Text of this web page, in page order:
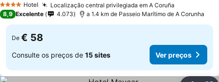
4 EstrelasHotel Localização central privilegiada em A Coruña
8,9 Excelente 4.073 a 1.4 km de Passeio Marítimo de A Corunha
De € 58
Consulte os preços de 15 sites Ver preços